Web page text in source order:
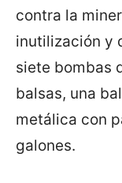
contra la
inutilización y
siete bombas
balsas, una
metálica con
galones.